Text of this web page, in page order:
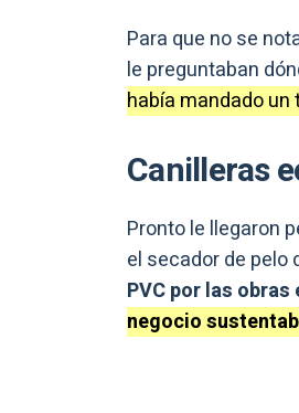
Para que no se
le preguntaban
había mandado un
Canilleras
Pronto le llegaron
el secador de pelo
PVC por las
negocio